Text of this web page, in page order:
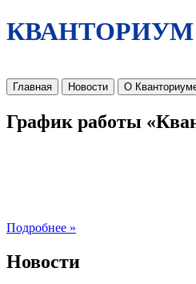
Главная Новости О
График работы
Подробнее »
Новости